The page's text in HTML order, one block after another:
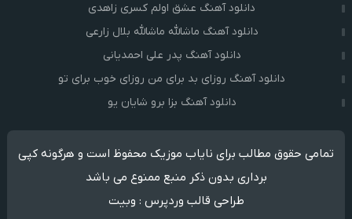
دانلود آهنگ عشق اولم کسری زاهدی
دانلود آهنگ ماشالله ماشالله بلال زارعی
دانلود آهنگ پدر علی احمدیانی
دانلود آهنگ روزای بد برای من روزای خوب برای تو
دانلود آهنگ بزا برو شایان یو
تمامی حقوق مطالب برای نایاب موزیک محفوظ است و هرگونه کپی
برداری بدون ذکر منبع ممنوع می باشد
طراحی قالب وردپرس : وبیت